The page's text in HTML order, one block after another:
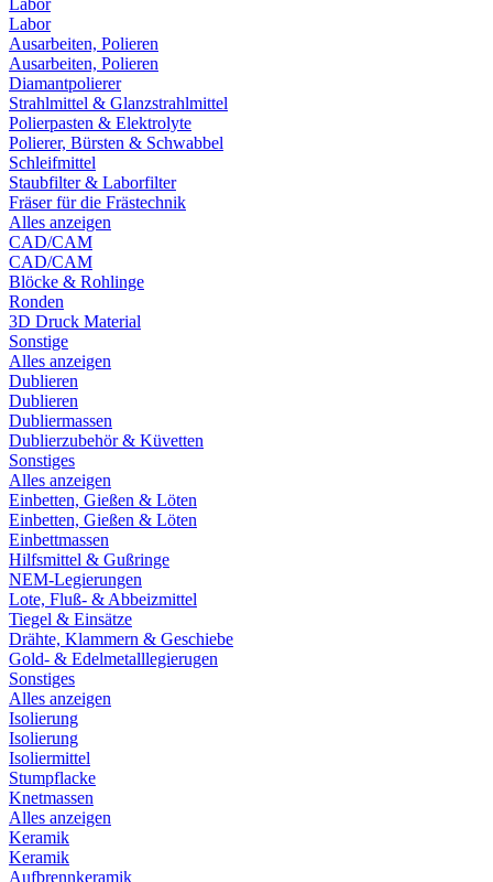
Labor
Labor
Ausarbeiten, Polieren
Ausarbeiten, Polieren
Diamantpolierer
Strahlmittel & Glanzstrahlmittel
Polierpasten & Elektrolyte
Polierer, Bürsten & Schwabbel
Schleifmittel
Staubfilter & Laborfilter
Fräser für die Frästechnik
Alles anzeigen
CAD/CAM
CAD/CAM
Blöcke & Rohlinge
Ronden
3D Druck Material
Sonstige
Alles anzeigen
Dublieren
Dublieren
Dubliermassen
Dublierzubehör & Küvetten
Sonstiges
Alles anzeigen
Einbetten, Gießen & Löten
Einbetten, Gießen & Löten
Einbettmassen
Hilfsmittel & Gußringe
NEM-Legierungen
Lote, Fluß- & Abbeizmittel
Tiegel & Einsätze
Drähte, Klammern & Geschiebe
Gold- & Edelmetalllegierugen
Sonstiges
Alles anzeigen
Isolierung
Isolierung
Isoliermittel
Stumpflacke
Knetmassen
Alles anzeigen
Keramik
Keramik
Aufbrennkeramik